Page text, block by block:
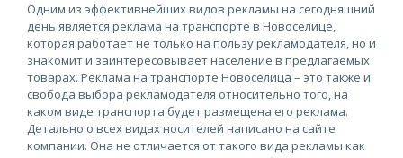
Одним из эффективнейших видов рекламы на сегодняшний
день является реклама на транспорте в Новоселице,
которая работает не только на пользу рекламодателя, но и
знакомит и заинтересовывает население в предлагаемых
товарах. Реклама на транспорте Новоселица – это также и
свобода выбора рекламодателя относительно того, на
каком виде транспорта будет размещена его реклама.
Детально о всех видах носителей написано на сайте
компании. Она не отличается от такого вида рекламы как